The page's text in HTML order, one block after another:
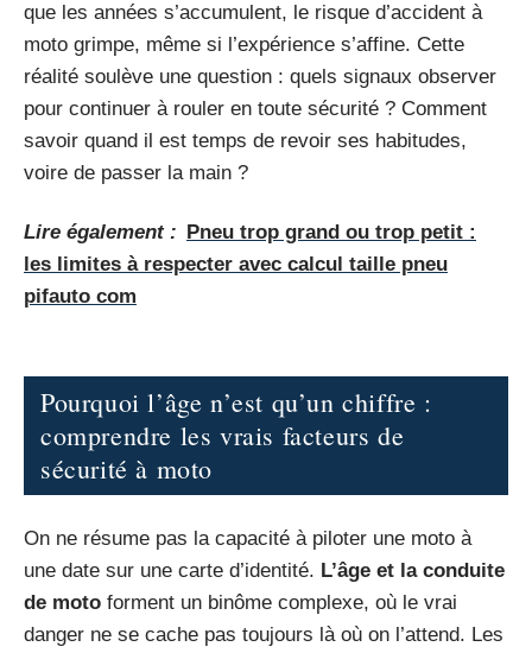
que les années s’accumulent, le risque d’accident à
moto grimpe, même si l’expérience s’affine. Cette
réalité soulève une question : quels signaux observer
pour continuer à rouler en toute sécurité ? Comment
savoir quand il est temps de revoir ses habitudes,
voire de passer la main ?
Lire également : Pneu trop grand ou trop petit :
les limites à respecter avec calcul taille pneu
pifauto com
Pourquoi l’âge n’est qu’un chiffre :
comprendre les vrais facteurs de
sécurité à moto
On ne résume pas la capacité à piloter une moto à
une date sur une carte d’identité. L’âge et la conduite
de moto forment un binôme complexe, où le vrai
danger ne se cache pas toujours là où on l’attend. Les